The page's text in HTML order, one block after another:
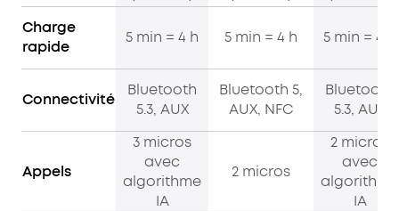
Charge
rapide
5 min = 4 h 5 min = 4 h 5 min = 4 h
Connectivité
Bluetooth
5.3, AUX
Bluetooth 5,
AUX, NFC
Bluetooth
5.3, AUX
Appels
3 micros
avec
algorithme
IA
2 micros
2 micros
avec
algorithme
IA